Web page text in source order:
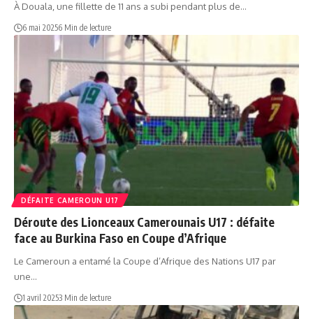
À Douala, une fillette de 11 ans a subi pendant plus de…
6 mai 20256 Min de lecture
DÉFAITE CAMEROUN U17
Déroute des Lionceaux Camerounais U17 : défaite
face au Burkina Faso en Coupe d’Afrique
Le Cameroun a entamé la Coupe d’Afrique des Nations U17 par
une…
1 avril 20253 Min de lecture